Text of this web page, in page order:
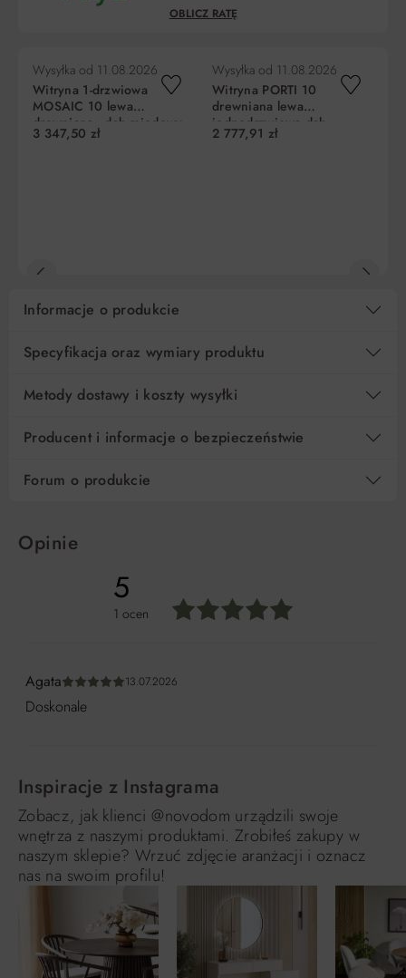
OBLICZ RATĘ
Liczba RRSO Do zapłaty
Pośrednik kredytowy i organizacje finansujące
Wysyłka od 11.08.2026
Witryna 1-drzwiowa
MOSAIC 10 lewa
drewniana - dąb miodowy,
czarny 196x67x42cm
3 347,50 zł
Wysyłka od 11.08.2026
Witryna PORTI 10
drewniana lewa
jednodrzwiowa dąb
czekoladowy czarna
2 777,91 zł
Informacje o produkcie
Specyfikacja oraz wymiary produktu
Metody dostawy i koszty wysyłki
Producent i informacje o bezpieczeństwie
Forum o produkcie
Opinie
5
1 ocen Średnia ocena 5 z 5 gwiazdek
AgataŚrednia ocena 5 z 5 gwiazdek
13.07.2026
Doskonale
Inspiracje z Instagrama
Zobacz, jak klienci @novodom urządzili swoje
wnętrza z naszymi produktami. Zrobiłeś zakupy w
naszym sklepie? Wrzuć zdjęcie aranżacji i oznacz
nas na swoim profilu!